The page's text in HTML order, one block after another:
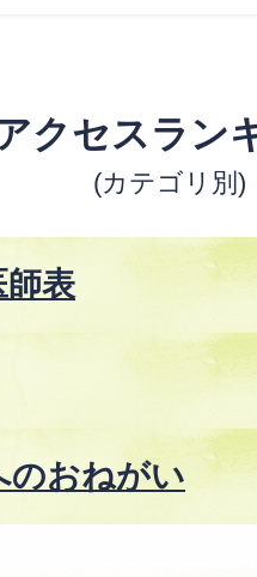
クセスラン
(カテゴリ別)
師表
のおねがい